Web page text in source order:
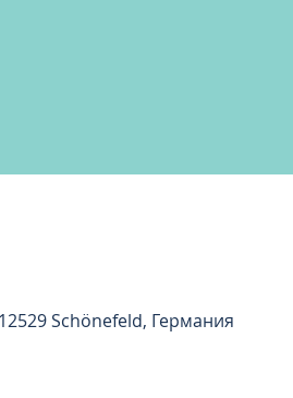
Schönefeld, Германия